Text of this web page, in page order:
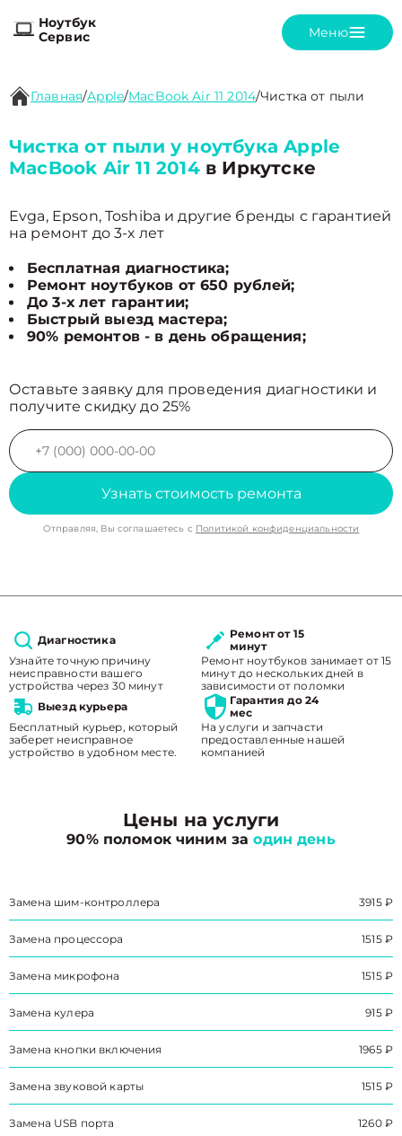
Ноутбук
Сервис
Меню
Главная/Apple/MacBook Air 11 2014/Чистка от пыли
Чистка от пыли у ноутбука Apple
MacBook Air 11 2014в Иркутске
Evga, Epson, Toshiba и другие бренды с гарантией
на ремонт до 3-х лет
Бесплатная диагностика;
Ремонт ноутбуков от 650 рублей;
До 3-х лет гарантии;
Быстрый выезд мастера;
90% ремонтов - в день обращения;
Оставьте заявку для проведения диагностики и
получите скидку до 25%
Узнать стоимость ремонта
Отправляя, Вы соглашаетесь с Политикой конфиденциальности
Диагностика
Узнайте точную причину
неисправности вашего
устройства через 30 минут
Ремонт от 15
минут
Ремонт ноутбуков занимает от 15
минут до нескольких дней в
зависимости от поломки
Выезд курьера
Бесплатный курьер, который
заберет неисправное
устройство в удобном месте.
Гарантия до 24
мес
На услуги и запчасти
предоставленные нашей
компанией
Цены на услуги
90% поломок чиним заодин день
Замена шим-контроллера 3915 ₽
Замена процессора 1515 ₽
Замена микрофона 1515 ₽
Замена кулера 915 ₽
Замена кнопки включения 1965 ₽
Замена звуковой карты 1515 ₽
Замена USB порта 1260 ₽